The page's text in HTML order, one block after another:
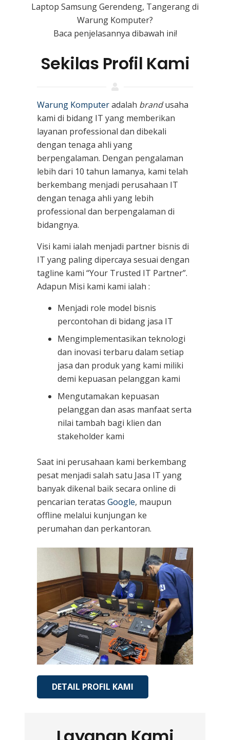
Laptop Samsung Gerendeng, Tangerang di
Warung Komputer?
Baca penjelasannya dibawah ini!
Sekilas Profil Kami
Warung Komputeradalah brandusaha
kami di bidang IT yang memberikan
layanan professional dan dibekali
dengan tenaga ahli yang
berpengalaman. Dengan pengalaman
lebih dari 10 tahun lamanya, kami telah
berkembang menjadi perusahaan IT
dengan tenaga ahli yang lebih
professional dan berpengalaman di
bidangnya.
Visi kami ialah menjadi partner bisnis di
IT yang paling dipercaya sesuai dengan
tagline kami “Your Trusted IT Partner”.
Adapun Misi kami kami ialah :
Menjadi role model bisnis
percontohan di bidang jasa IT
Mengimplementasikan teknologi
dan inovasi terbaru dalam setiap
jasa dan produk yang kami miliki
demi kepuasan pelanggan kami
Mengutamakan kepuasan
pelanggan dan asas manfaat serta
nilai tambah bagi klien dan
stakeholder kami
Saat ini perusahaan kami berkembang
pesat menjadi salah satu Jasa IT yang
banyak dikenal baik secara online di
pencarian teratas Google, maupun
offline melalui kunjungan ke
perumahan dan perkantoran.
DETAIL PROFIL KAMI